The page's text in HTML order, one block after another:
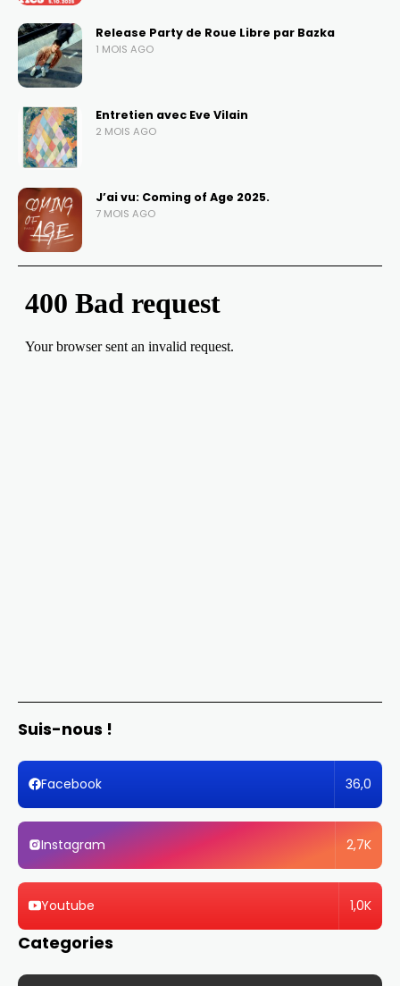
Release Party de Roue Libre par Bazka
1 MOIS AGO
Entretien avec Eve Vilain
2 MOIS AGO
J’ai vu: Coming of Age 2025.
7 MOIS AGO
Suis-nous !
Facebook 36,0
Instagram 2,7K
Youtube 1,0K
Categories